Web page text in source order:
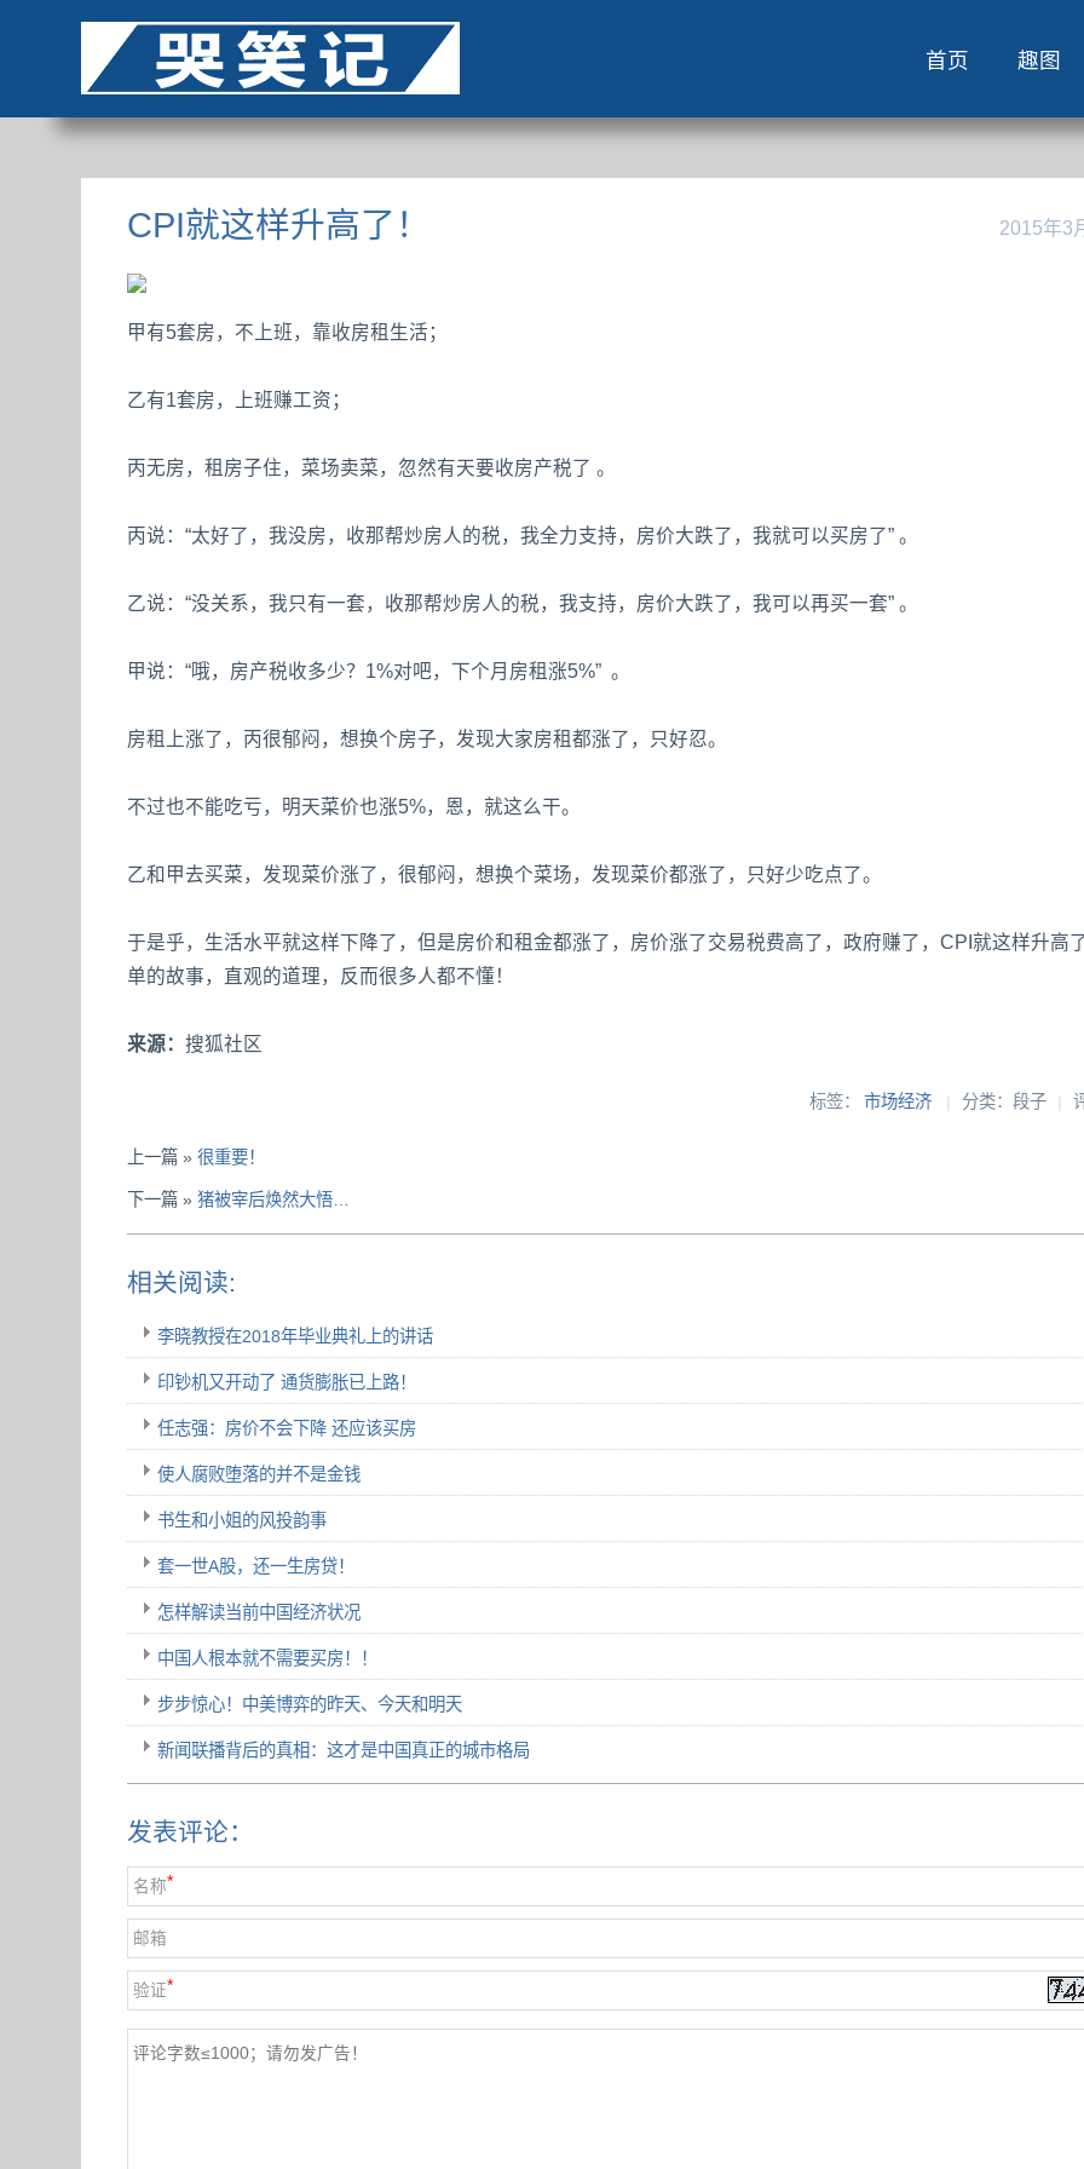
首页 趣图
2015年3
CPI就这样升高了！
甲有5套房，不上班，靠收房租生活；
乙有1套房，上班赚工资；
丙无房，租房子住，菜场卖菜，忽然有天要收房产税了 。
丙说：“太好了，我没房，收那帮炒房人的税，我全力支持，房价大跌了，我就可以买房了” 。
乙说：“没关系，我只有一套，收那帮炒房人的税，我支持，房价大跌了，我可以再买一套” 。
甲说：“哦，房产税收多少？1%对吧，下个月房租涨5%” 。
房租上涨了，丙很郁闷，想换个房子，发现大家房租都涨了，只好忍。
不过也不能吃亏，明天菜价也涨5%，恩，就这么干。
乙和甲去买菜，发现菜价涨了，很郁闷，想换个菜场，发现菜价都涨了，只好少吃点了。
于是乎，生活水平就这样下降了，但是房价和租金都涨了，房价涨了交易税费高了，政府赚了，CPI就这样升高
单的故事，直观的道理，反而很多人都不懂！
来源：搜狐社区
标签： 市场经济 | 分类：段子|
上一篇 »很重要！
下一篇 »猪被宰后焕然大悟…
相关阅读:
李晓教授在2018年毕业典礼上的讲话
印钞机又开动了 通货膨胀已上路！
任志强：房价不会下降 还应该买房
使人腐败堕落的并不是金钱
书生和小姐的风投韵事
套一世A股，还一生房贷！
怎样解读当前中国经济状况
中国人根本就不需要买房！！
步步惊心！中美博弈的昨天、今天和明天
新闻联播背后的真相：这才是中国真正的城市格局
发表评论：
名称*
邮箱
验证*